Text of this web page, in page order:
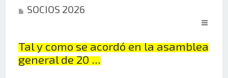
SOCIOS 2026
Tal y como se acordó en la asamblea
general de 20 ...